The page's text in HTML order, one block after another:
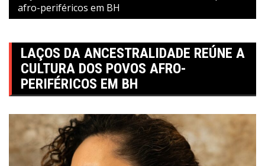
afro-periféricos em BH
LAÇOS DA ANCESTRALIDADE REÚNE A
CULTURA DOS POVOS AFRO-
PERIFÉRICOS EM BH